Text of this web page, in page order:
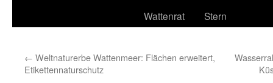
Wattenrat
Stern
← Weltnaturerbe Wattenmeer: Flächen erweitert,
Etikettennaturschutz